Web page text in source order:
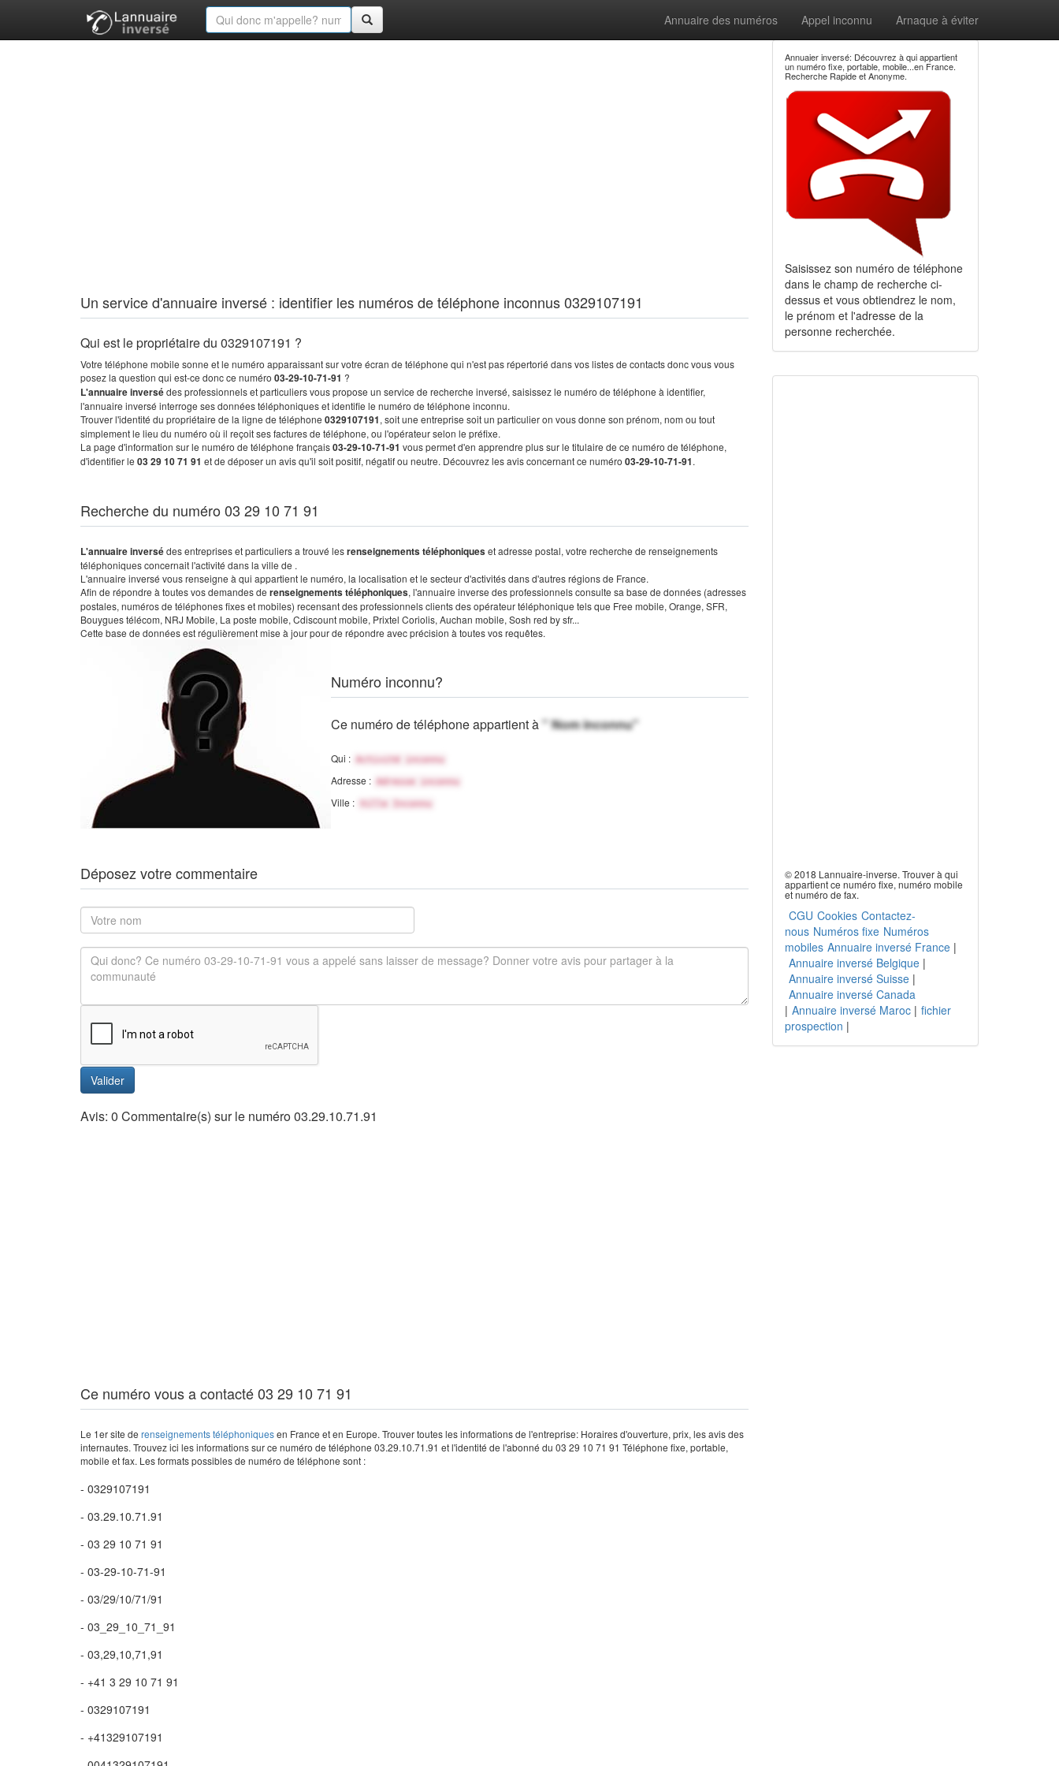
Annuaire des numéros Appel inconnu Arnaque à éviter
Un service d'annuaire inversé : identifier les numéros de téléphone inconnus 0329107191
Qui est le propriétaire du 0329107191 ?
Votre téléphone mobile sonne et le numéro apparaissant sur votre écran de téléphone qui n'est pas répertorié dans vos listes de contacts donc vous vous
posez la question qui est-ce donc ce numéro 03-29-10-71-91 ?
L'annuaire inversédes professionnels et particuliers vous propose un service de recherche inversé, saisissez le numéro de téléphone à identifier,
l'annuaire inversé interroge ses données téléphoniques et identifie le numéro de téléphone inconnu.
Trouver l'identité du propriétaire de la ligne de téléphone 0329107191, soit une entreprise soit un particulier on vous donne son prénom, nom ou tout
simplement le lieu du numéro où il reçoit ses factures de téléphone, ou l'opérateur selon le préfixe.
La page d'information sur le numéro de téléphone français03-29-10-71-91 vous permet d'en apprendre plus sur le titulaire de ce numéro de téléphone,
d'identifier le 03 29 10 71 91 et de déposer un avis qu'il soit positif, négatif ou neutre. Découvrez les avis concernant ce numéro 03-29-10-71-91.
Recherche du numéro 03 29 10 71 91
L'annuaire inversédes entreprises et particuliers a trouvé lesrenseignements téléphoniqueset adresse postal, votre recherche de renseignements
téléphoniques concernait l'activité dans la ville de .
L'annuaire inversé vous renseigne à qui appartient le numéro, la localisation et le secteur d'activités dans d'autres régions de France.
Afin de répondre à toutes vos demandes de renseignements téléphoniques, l'annuaire inverse des professionnels consulte sa base de données (adresses
postales, numéros de téléphones fixes et mobiles) recensant des professionnels clients des opérateur téléphonique tels que Free mobile, Orange, SFR,
Bouygues télécom, NRJ Mobile, La poste mobile, Cdiscount mobile, Prixtel Coriolis, Auchan mobile, Sosh red by sfr...
Cette base de données est régulièrement mise à jour pour de répondre avec précision à toutes vos requêtes.
Numéro inconnu?
Ce numéro de téléphone appartient à" Nom inconnu"
Qui : Activité inconnu
Adresse : Adresse inconnu
Ville : Ville Inconnu
Déposez votre commentaire
Valider
Avis: 0 Commentaire(s) sur le numéro 03.29.10.71.91
Ce numéro vous a contacté 03 29 10 71 91
Le 1er site de renseignements téléphoniquesen France et en Europe. Trouver toutes les informations de l'entreprise: Horaires d'ouverture, prix, les avis des
internautes. Trouvez ici les informations sur ce numéro de téléphone 03.29.10.71.91 et l'identité de l'abonné du 03 29 10 71 91 Téléphone fixe, portable,
mobile et fax. Les formats possibles de numéro de téléphone sont :
- 0329107191
- 03.29.10.71.91
- 03 29 10 71 91
- 03-29-10-71-91
- 03/29/10/71/91
- 03_29_10_71_91
- 03,29,10,71,91
- +41 3 29 10 71 91
- 0329107191
- +41329107191
Annuaier inversé: Découvrez à qui appartient
un numéro fixe, portable, mobile...en France.
Recherche Rapide et Anonyme.
Saisissez son numéro de téléphone
dans le champ de recherche ci-
dessus et vous obtiendrez le nom,
le prénom et l'adresse de la
personne recherchée.
© 2018 Lannuaire-inverse. Trouver à qui
appartient ce numéro fixe, numéro mobile
et numéro de fax.
CGU Cookies Contactez-
nous Numéros fixe Numéros
mobiles Annuaire inversé France|
Annuaire inversé Belgique|
Annuaire inversé Suisse|
Annuaire inversé Canada
| Annuaire inversé Maroc| fichier
prospection |